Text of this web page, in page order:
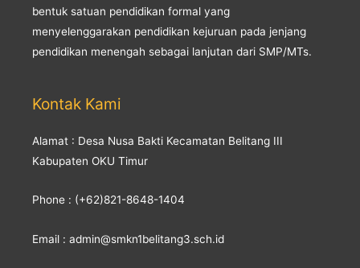
bentuk satuan pendidikan formal yang
menyelenggarakan pendidikan kejuruan pada jenjang
pendidikan menengah sebagai lanjutan dari SMP/MTs.
Kontak Kami
Alamat : Desa Nusa Bakti Kecamatan Belitang III
Kabupaten OKU Timur
Phone : (+62)821-8648-1404
Email : admin@smkn1belitang3.sch.id